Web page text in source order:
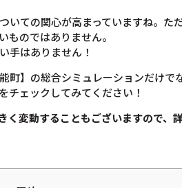
いての関心が高まっていますね。た
ものではありません。
手はありません！
町】の総合シミュレーションだけで
チェックしてみてください！
変動することもございますので、